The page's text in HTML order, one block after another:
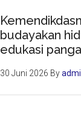
budayakan
edukasi
30 Juni 2026 By